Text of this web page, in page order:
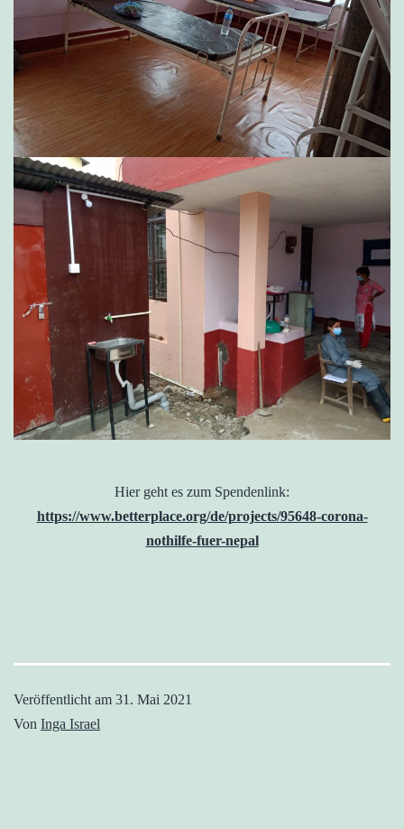
Hier geht es zum Spendenlink:
https://www.betterplace.org/de/projects/95648-corona-
nothilfe-fuer-nepal
Veröffentlicht am 31. Mai 2021
Von Inga Israel